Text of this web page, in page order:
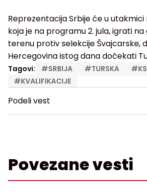
Reprezentacija Srbije će u
koja je na programu 2. jula, igrati
terenu protiv selekcije Švajcarske,
Hercegovina istog dana dočekati
Tagovi: #SRBIJA #TURSKA #
#KVALIFIKACIJE
Podeli vest
Povezane vesti